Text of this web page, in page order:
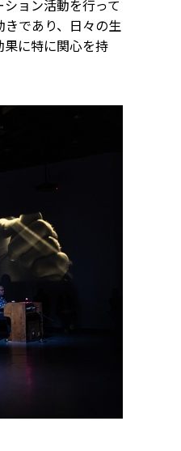
ョン活動を行って
であり、日々の生
に特に関心を持